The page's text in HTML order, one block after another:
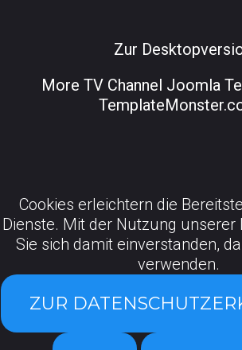
Zur
More TV Channel Joomla
Cookies erleichtern die
Dienste. Mit der Nutzung unserer
Sie sich damit einverstanden,
verwenden.
ZUR